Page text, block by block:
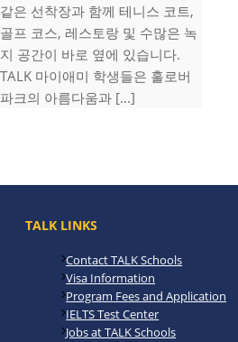
같은 선착장과 함께 테니스 코트,
골프 코스, 레스토랑 및 수많은 녹
지 공간이 바로 옆에 있습니다.
TALK 마이애미 학생들은 훌로버
파크의 아름다움과 [...]
TALK LINKS
Contact TALK Schools
Visa Information
Program Fees and Application
IELTS Test Center
Jobs at TALK Schools